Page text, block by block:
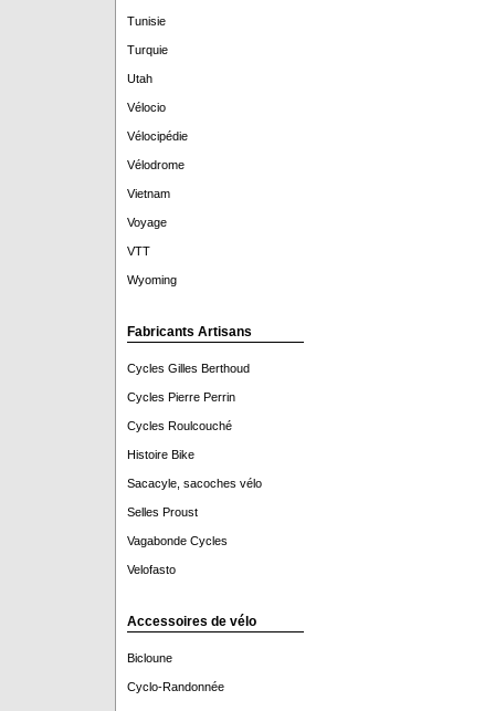
Tunisie
Turquie
Utah
Vélocio
Vélocipédie
Vélodrome
Vietnam
Voyage
VTT
Wyoming
Fabricants Artisans
Cycles Gilles Berthoud
Cycles Pierre Perrin
Cycles Roulcouché
Histoire Bike
Sacacyle, sacoches vélo
Selles Proust
Vagabonde Cycles
Velofasto
Accessoires de vélo
Bicloune
Cyclo-Randonnée